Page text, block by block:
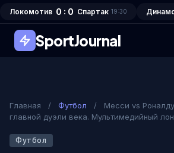
Локомотив 0 : 0 Спартак 19:30
SportJournal
Главная / Футбол /
Месси vs
главной дуэли века. Мультимедийный
Футбол